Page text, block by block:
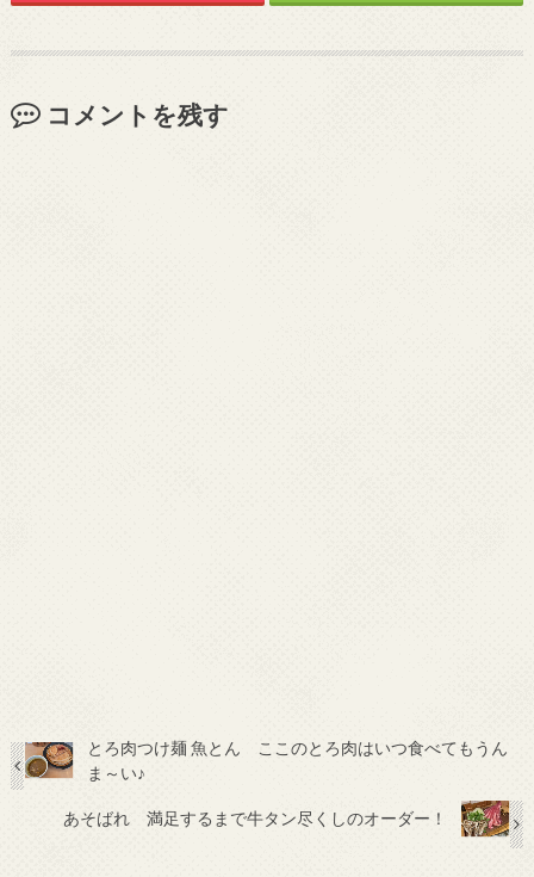
コメントを残す
とろ肉つけ麺 魚とん ここのとろ肉はいつ食べてもうん
ま～い♪
あそばれ 満足するまで牛タン尽くしのオーダー！